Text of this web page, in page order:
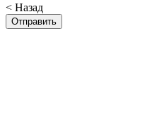
< Назад
Отправить